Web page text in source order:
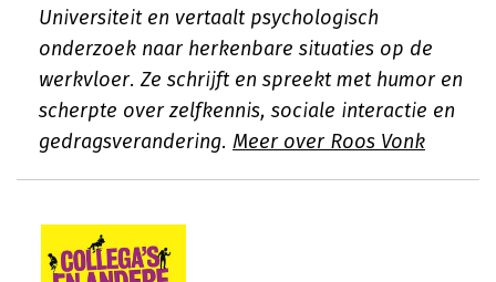
Universiteit en vertaalt psychologisch
onderzoek naar herkenbare situaties op de
werkvloer. Ze schrijft en spreekt met humor en
scherpte over zelfkennis, sociale interactie en
gedragsverandering. Meer over Roos Vonk